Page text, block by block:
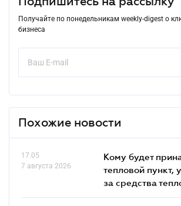
Получайте по понедельникам weekly-digest о
бизнеса
Похожие новости
17.05
7 августа 2026
Кому будет
тепловой пункт,
за средства